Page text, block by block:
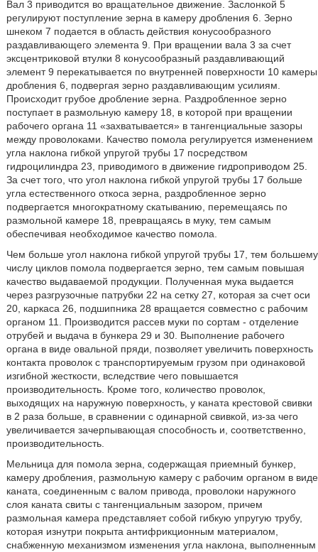
Вал 3 приводится во вращательное движение. Заслонкой 5
регулируют поступление зерна в камеру дробления 6. Зерно
шнеком 7 подается в область действия конусообразного
раздавливающего элемента 9. При вращении вала 3 за счет
эксцентриковой втулки 8 конусообразный раздавливающий
элемент 9 перекатывается по внутренней поверхности 10 камеры
дробления 6, подвергая зерно раздавливающим усилиям.
Происходит грубое дробление зерна. Раздробленное зерно
поступает в размольную камеру 18, в которой при вращении
рабочего органа 11 «захватывается» в тангенциальные зазоры
между проволоками. Качество помола регулируется изменением
угла наклона гибкой упругой трубы 17 посредством
гидроцилиндра 23, приводимого в движение гидроприводом 25.
За счет того, что угол наклона гибкой упругой трубы 17 больше
угла естественного откоса зерна, раздробленное зерно
подвергается многократному скатыванию, перемещаясь по
размольной камере 18, превращаясь в муку, тем самым
обеспечивая необходимое качество помола.
Чем больше угол наклона гибкой упругой трубы 17, тем большему
числу циклов помола подвергается зерно, тем самым повышая
качество выдаваемой продукции. Полученная мука выдается
через разгрузочные патрубки 22 на сетку 27, которая за счет оси
20, каркаса 26, подшипника 28 вращается совместно с рабочим
органом 11. Производится рассев муки по сортам - отделение
отрубей и выдача в бункера 29 и 30. Выполнение рабочего
органа в виде овальной пряди, позволяет увеличить поверхность
контакта проволок с транспортируемым грузом при одинаковой
изгибной жесткости, вследствие чего повышается
производительность. Кроме того, количество проволок,
выходящих на наружную поверхность, у каната крестовой свивки
в 2 раза больше, в сравнении с одинарной свивкой, из-за чего
увеличивается зачерпывающая способность и, соответственно,
производительность.
Мельница для помола зерна, содержащая приемный бункер,
камеру дробления, размольную камеру с рабочим органом в виде
каната, соединенным с валом привода, проволоки наружного
слоя каната свиты с тангенциальным зазором, причем
размольная камера представляет собой гибкую упругую трубу,
которая изнутри покрыта антифрикционным материалом,
снабженную механизмом изменения угла наклона, выполненным